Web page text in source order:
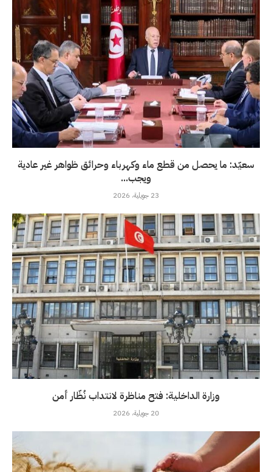
سعيّد: ما يحصل من قطع ماء وكهرباء وحرائق ظواهر غير عادية
ويجب...
23 جويلية، 2026
وزارة الداخلية: فتح مناظرة لانتداب نُظّار أمن
20 جويلية، 2026